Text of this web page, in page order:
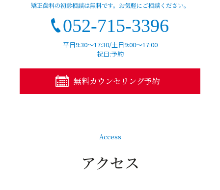
矯正歯科の初診相談は無料です。お気軽にご相談ください。
052-715-3396
平日9:30～17:30/土日9:00～17:00
祝日:予約
無料カウンセリング予約
Access
アクセス